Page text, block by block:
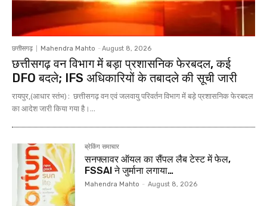
छत्तीसगढ़ Mahendra Mahto - August 8, 2026
छत्तीसगढ़ वन विभाग में बड़ा प्रशासनिक फेरबदल, कई
DFO बदले; IFS अधिकारियों के तबादले की सूची जारी
रायपुर,(आधार स्तंभ) : छत्तीसगढ़ वन एवं जलवायु परिवर्तन विभाग में बड़े प्रशासनिक फेरबदल
का आदेश जारी किया गया है।...
ब्रेकिंग समाचार
सनफ्लावर ऑयल का सैंपल लैब टेस्ट में फेल,
FSSAI ने जुर्माना लगाया…
Mahendra Mahto - August 8, 2026